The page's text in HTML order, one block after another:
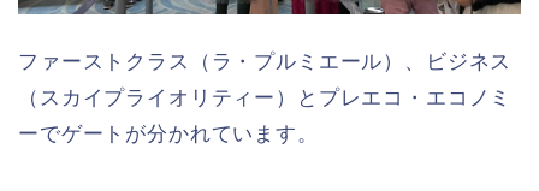
ファーストクラス（ラ・プルミエール）、ビジネス
（スカイプライオリティー）とプレエコ・エコノミ
ーでゲートが分かれています。